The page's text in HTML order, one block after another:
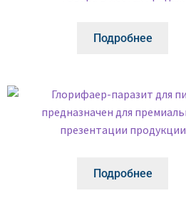
Подробнее
Подробнее